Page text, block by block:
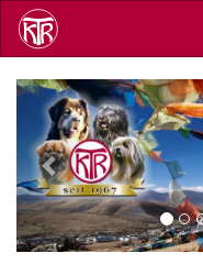
Direkt
zum
Inhalt
Previous